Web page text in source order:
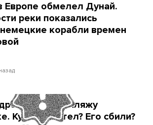
Европе обмелел Дунай.
реки показались
корабли времен
попал по пляжу
Куда он летел? Его сбили?